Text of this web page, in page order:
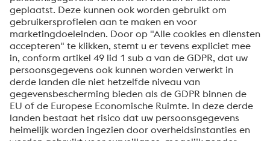
Om informatie over onze producten en diensten te
ontvangen, op de hoogte te blijven van onze
evenementen en nog veel meer, accepteert u uw
abonnement op de Uddeholm-nieuwsbrief.
Verzenden